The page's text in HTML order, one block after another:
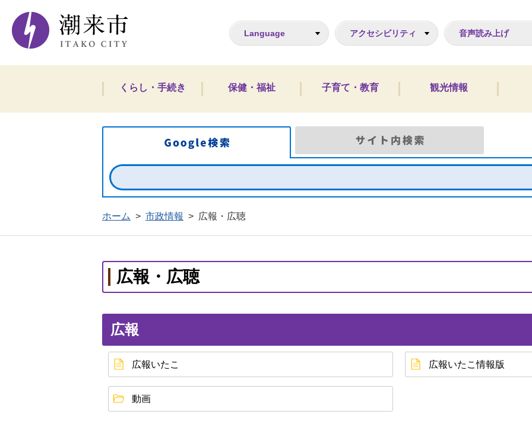
潮来市ホームページ
Language アクセシビリティ 音声読み上げ
くらし・手続き 保健・福祉 子育て・教育 観光情報
Google検索
ホーム > 市政情報 > 広報・広聴
広報・広聴
広報
広報いたこ 広報いたこ情報版
動画